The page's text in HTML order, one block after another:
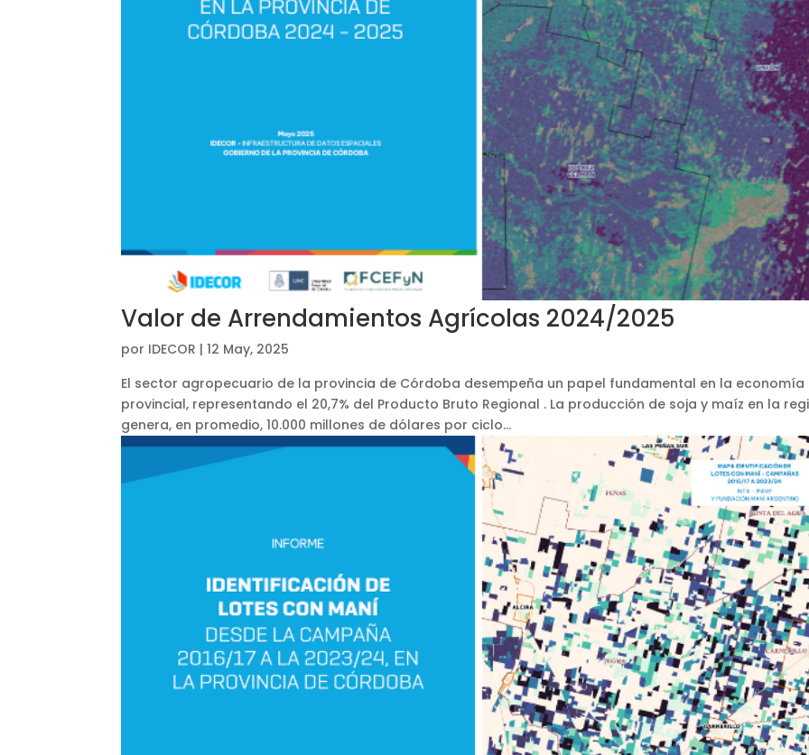
Valor de Arrendamientos Agrícolas 2024/2025
por IDECOR |12 May, 2025
El sector agropecuario de la provincia de Córdoba desempeña un papel fundamental en la economía
provincial, representando el 20,7% del Producto Bruto Regional . La producción de soja y maíz en la
genera, en promedio, 10.000 millones de dólares por ciclo...